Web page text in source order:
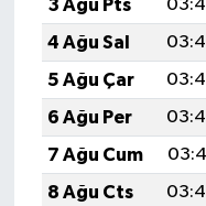
3 Ağu Pts
4 Ağu Sal
5 Ağu Çar
6 Ağu Per
7 Ağu Cum
8 Ağu Cts